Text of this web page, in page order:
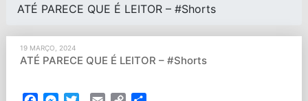
ATÉ PARECE QUE É LEITOR – #Shorts
19 MARÇO, 2024
ATÉ PARECE QUE É LEITOR – #Shorts